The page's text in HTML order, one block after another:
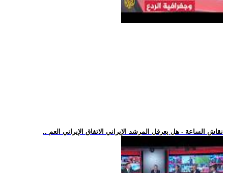
.. نقاش الساعة - هل يعرقل المرشد الإيراني الاتفاق الإيراني العم